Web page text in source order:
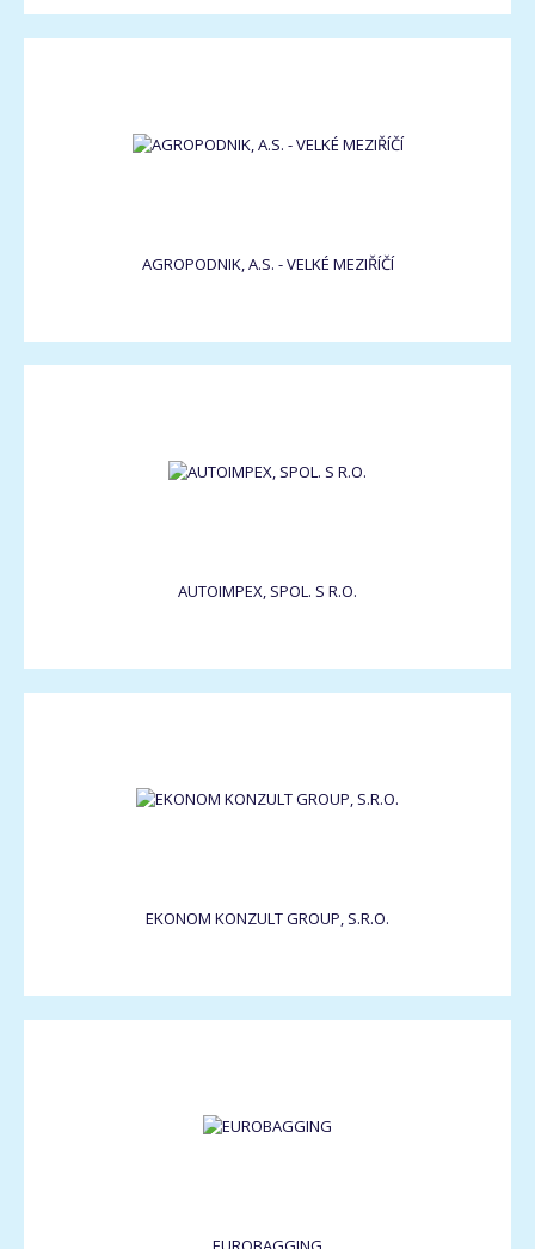
AGROPODNIK, A.S. - VELKÉ MEZIŘÍČÍ
AUTOIMPEX, SPOL. S R.O.
EKONOM KONZULT GROUP, S.R.O.